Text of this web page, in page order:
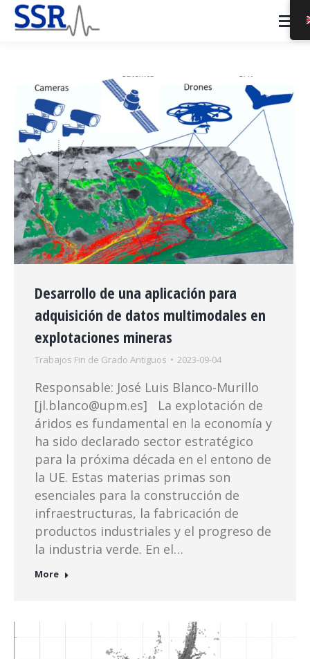
Desarrollo de una aplicación para
adquisición de datos multimodales en
explotaciones mineras
Trabajos Fin de Grado Antiguos 2023-09-04
Responsable: José Luis Blanco-Murillo
[jl.blanco@upm.es] La explotación de
áridos es fundamental en la economía y
ha sido declarado sector estratégico
para la próxima década en el entono de
la UE. Estas materias primas son
esenciales para la construcción de
infraestructuras, la fabricación de
productos industriales y el progreso de
la industria verde. En el…
More